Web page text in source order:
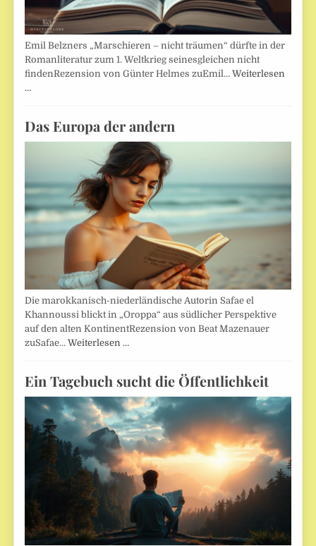
Emil Belzners „Marschieren – nicht träumen“ dürfte in der
Romanliteratur zum 1. Weltkrieg seinesgleichen nicht
findenRezension von Günter Helmes zuEmil…Weiterlesen
…
Das Europa der andern
Die marokkanisch-niederländische Autorin Safae el
Khannoussi blickt in „Oroppa“ aus südlicher Perspektive
auf den alten KontinentRezension von Beat Mazenauer
zuSafae…Weiterlesen …
Ein Tagebuch sucht die Öffentlichkeit